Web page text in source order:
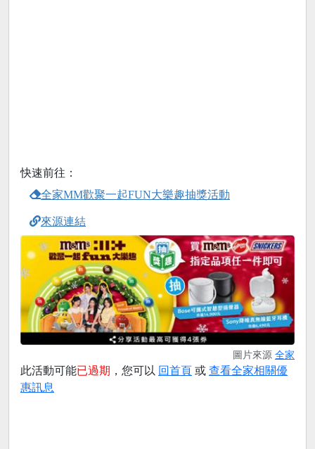
快速前往：
全家MM歡聚一起FUN大樂趣抽獎活動
來源連結
圖片來源 全家
此活動可能已過期 ，您可以 回首頁 或 查看全家相關優
惠訊息